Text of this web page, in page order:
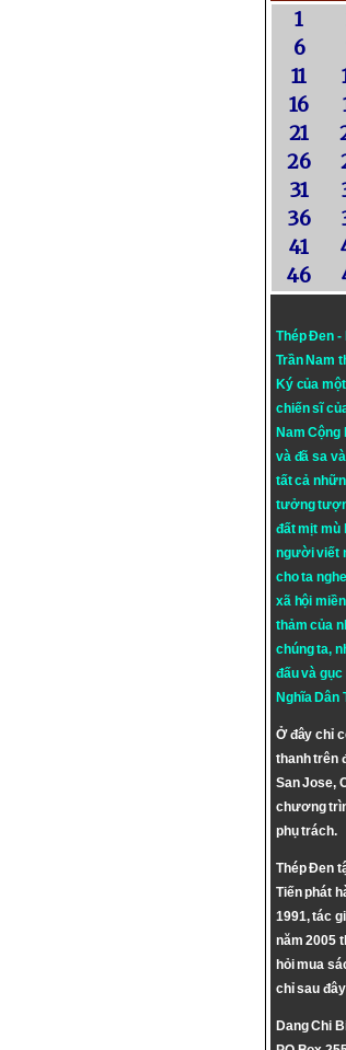
1
6
11
16
21
26
31
36
41
46
Thép Đen -
Trần Nam
Ký của
chiến sĩ
Nam Cộng
và đã sa
tất cả
tưởng
đất mịt mù
người viết
cho ta
xã hội
thảm của
chúng ta,
đấu và
Nghĩa Dân
Ở đây chỉ
thanh trên
San Jose,
chương
phụ trách.
Thép Đen
Tiến phát
1991, tác
năm 2005
hỏi mua
chỉ sau
Dang Chi